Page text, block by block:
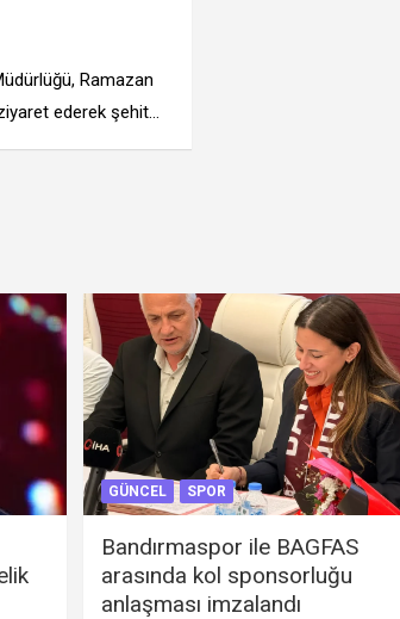
Ramazan
ederek şehit…
GÜNCEL SPOR
Bandırmaspor ile BAGFAS
arasında kol sponsorluğu
anlaşması imzalandı